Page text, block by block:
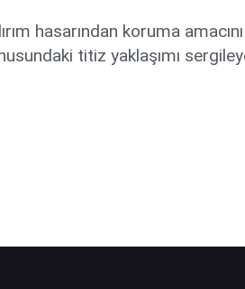
hasarından koruma
titiz yaklaşımı